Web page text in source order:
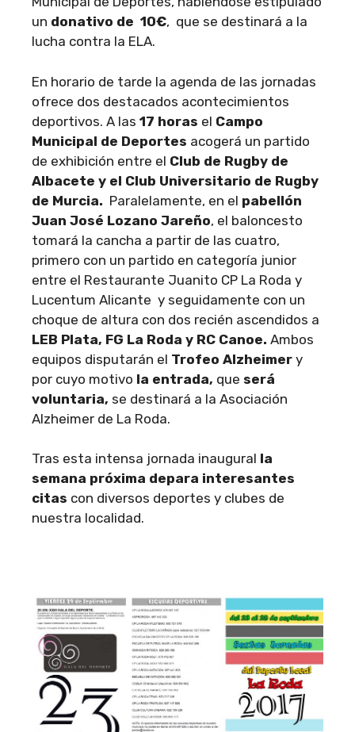
un donativo de 10€, que se destinará a la
lucha contra la ELA.
En horario de tarde la agenda de las jornadas
ofrece dos destacados acontecimientos
deportivos. A las 17 horas el Campo
Municipal de Deportes acogerá un partido
de exhibición entre el Club de Rugby de
Albacete y el Club Universitario de Rugby
de Murcia. Paralelamente, en el pabellón
Juan José Lozano Jareño, el baloncesto
tomará la cancha a partir de las cuatro,
primero con un partido en categoría junior
entre el Restaurante Juanito CP La Roda y
Lucentum Alicante y seguidamente con un
choque de altura con dos recién ascendidos a
LEB Plata, FG La Roda y RC Canoe. Ambos
equipos disputarán el Trofeo Alzheimer y
por cuyo motivo la entrada, que será
voluntaria, se destinará a la Asociación
Alzheimer de La Roda.
Tras esta intensa jornada inaugural la
semana próxima depara interesantes
citas con diversos deportes y clubes de
nuestra localidad.